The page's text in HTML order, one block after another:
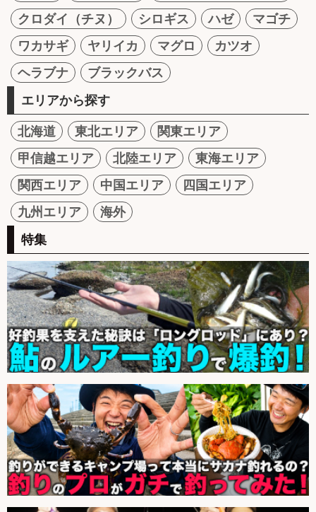
クロダイ（チヌ）
シロギス ハゼ
マゴチ
ワカサギ
ヤリイカ マグロ
カツオ
ヘラブナ
ブラックバス
エリアから探す
北海道 東北エリア
関東エリア
甲信越エリア
北陸エリア
東海エリア
関西エリア
中国エリア
四国エリア
九州エリア
海外
特集